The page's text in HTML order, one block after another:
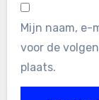
Mijn naam, e-
voor de
plaats.